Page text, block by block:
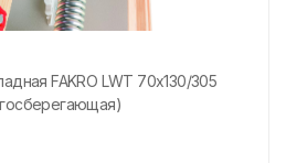
FAKRO LWT 70х130/305